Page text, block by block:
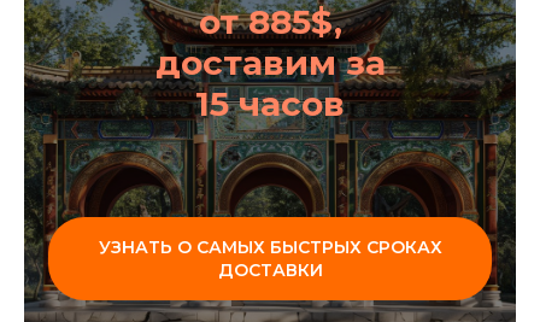
от 885$,
доставим за
15 часов
УЗНАТЬ О САМЫХ БЫСТРЫХ СРОКАХ
ДОСТАВКИ